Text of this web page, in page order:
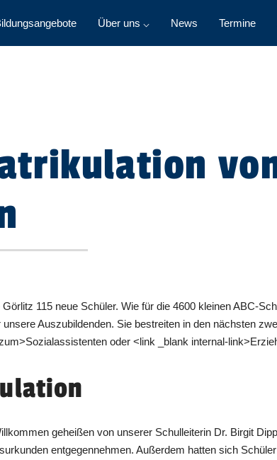
Über uns ⌵ News Termine
von
115 neue Schüler. Wie für die 4600 kleinen ABC-
Auszubildenden. Sie bestreiten in den nächsten
oder <link _blank internal-
geheißen von unserer Schulleiterin Dr. Birgit
entgegennehmen. Außerdem hatten sich